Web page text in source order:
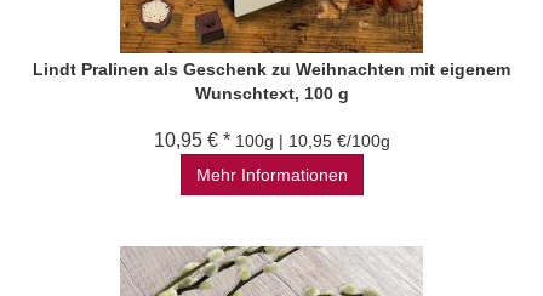
Lindt Pralinen als Geschenk zu Weihnachten mit eigenem
Wunschtext, 100 g
10,95 € * 100g | 10,95 €/100g
Mehr Informationen